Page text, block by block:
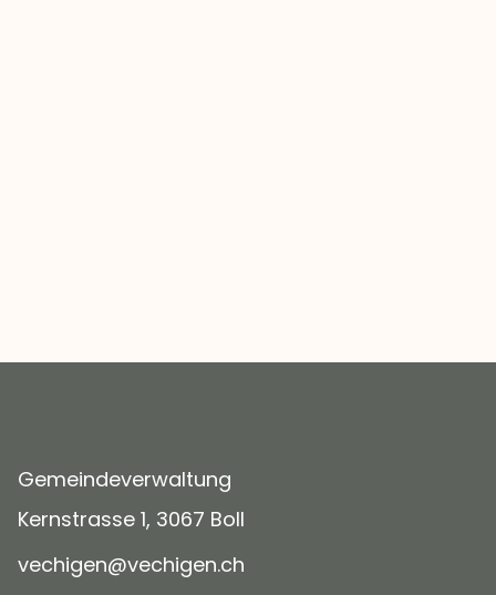
Gemeindeverwaltung
Kernstrasse 1, 3067 Boll
v ch g n v ch g n ch